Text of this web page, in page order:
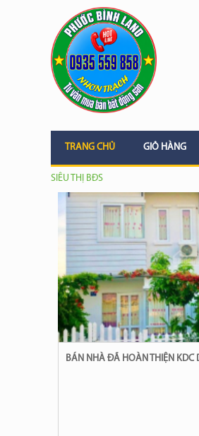
TRANG CHỦ GIỎ HÀNG
SIÊU THỊ BĐS
BÁN NHÀ ĐÃ HOÀN THIỆN KDC